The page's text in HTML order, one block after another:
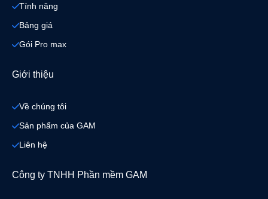
Tính năng
Bảng giá
Gói Pro max
Giới thiệu
Về chúng tôi
Sản phẩm của GAM
Liên hệ
Công ty TNHH Phần mềm GAM